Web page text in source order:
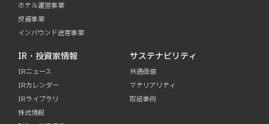
ホテル運営事業
投資事業
インバウンド送客事業
IR・投資家情報
IRニュース
IRカレンダー
IRライブラリ
株式情報
サステナビリティ
共通価値
マテリアリティ
取組事例